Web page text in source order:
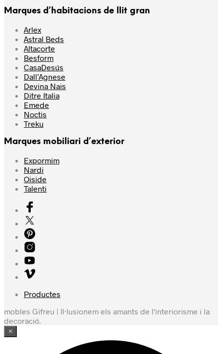
Marques d’habitacions de llit gran
Arlex
Astral Beds
Altacorte
Besform
CasaDesús
Dall’Agnese
Devina Nais
Ditre Italia
Emede
Noctis
Treku
Marques mobiliari d’exterior
Expormim
Nardi
Oiside
Talenti
Productes
mobles Gifreu | Il·lusionem els amants de l'interiorisme i la
decoració.
×